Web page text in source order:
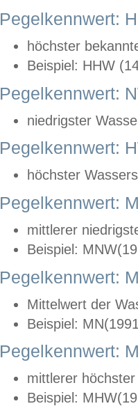
Pegelkennwert:
höchster
Beispiel: HHW
Pegelkennwert:
niedrigster
Pegelkennwert:
höchster
Pegelkennwert:
mittlerer
Beispiel:
Pegelkennwert:
Mittelwert der
Beispiel:
Pegelkennwert:
mittlerer
Beispiel: